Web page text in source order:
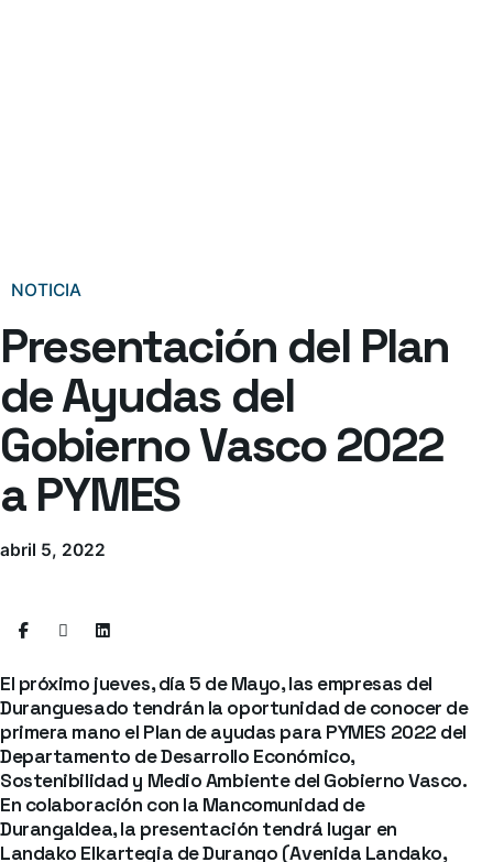
NOTICIA
Presentación del Plan
de Ayudas del
Gobierno Vasco 2022
a PYMES
abril 5, 2022
El próximo jueves, día 5 de Mayo, las empresas del
Duranguesado tendrán la oportunidad de conocer de
primera mano el Plan de ayudas para PYMES 2022 del
Departamento de Desarrollo Económico,
Sostenibilidad y Medio Ambiente del Gobierno Vasco.
En colaboración con la Mancomunidad de
Durangaldea, la presentación tendrá lugar en
Landako Elkartegia de Durango (Avenida Landako,